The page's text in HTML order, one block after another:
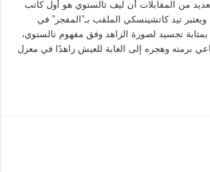
من المقابلات أن ليف تالستوي هو أول كاتب
ويعتبر تيد كاتشينسكي الملقب بـ”المفجر” في
بمثابة تجسيد لصورة الزاهد وفق مفهوم تالستوي،
برمته وهجره إلى الغابة للعيش زاهدًا في معزل